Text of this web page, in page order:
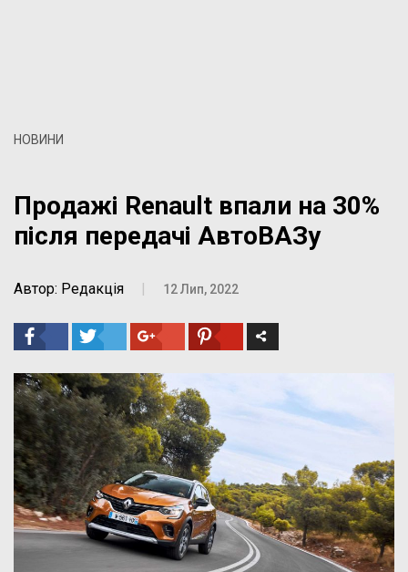
НОВИНИ
Продажі Renault впали на 30%
після передачі АвтоВАЗу
Автор: Редакція | 12 Лип, 2022